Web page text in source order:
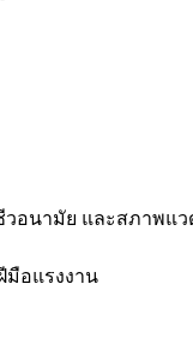
อนามัย และสภาพแ
อแรงงาน